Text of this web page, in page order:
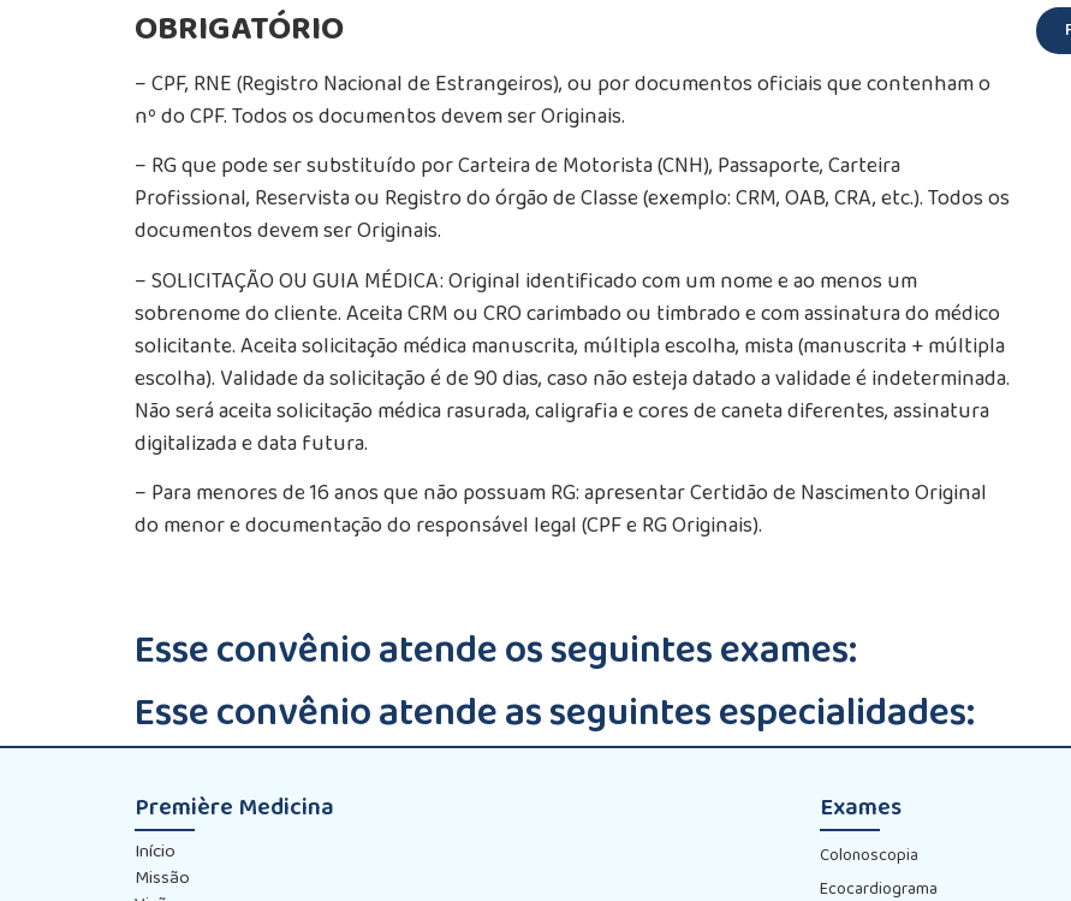
OBRIGATÓRIO
– CPF, RNE (Registro Nacional de Estrangeiros), ou por documentos oficiais que contenham o
nº do CPF. Todos os documentos devem ser Originais.
– RG que pode ser substituído por Carteira de Motorista (CNH), Passaporte, Carteira
Profissional, Reservista ou Registro do órgão de Classe (exemplo: CRM, OAB, CRA, etc.). Todos os
documentos devem ser Originais.
– SOLICITAÇÃO OU GUIA MÉDICA: Original identificado com um nome e ao menos um
sobrenome do cliente. Aceita CRM ou CRO carimbado ou timbrado e com assinatura do médico
solicitante. Aceita solicitação médica manuscrita, múltipla escolha, mista (manuscrita + múltipla
escolha). Validade da solicitação é de 90 dias, caso não esteja datado a validade é indeterminada.
Não será aceita solicitação médica rasurada, caligrafia e cores de caneta diferentes, assinatura
digitalizada e data futura.
– Para menores de 16 anos que não possuam RG: apresentar Certidão de Nascimento Original
do menor e documentação do responsável legal (CPF e RG Originais).
Esse convênio atende os seguintes exames:
Esse convênio atende as seguintes especialidades:
Première Medicina
Início
Missão
Exames
Colonoscopia
Ecocardiograma